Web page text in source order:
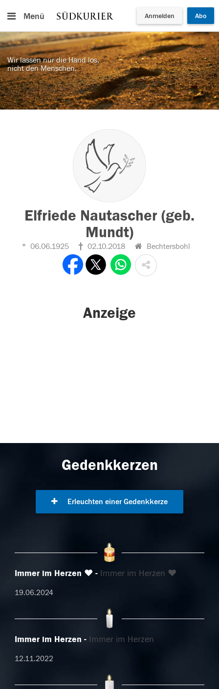
Menü Anmelden Abo
Wir lassen nur die Hand los,
nicht den Menschen.
Elfriede Nautascher (geb.
Mundt)
06.06.1925 02.10.2018 Bechtersbohl
Anzeige
Gedenkkerzen
Erleuchten einer Gedenkkerze
Immer im Herzen ❤️ Immer im Herzen ❤️
19.06.2024
Immer im Herzen Immer im Herzen
12.11.2022